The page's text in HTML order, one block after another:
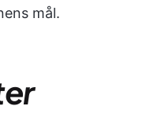
mål.